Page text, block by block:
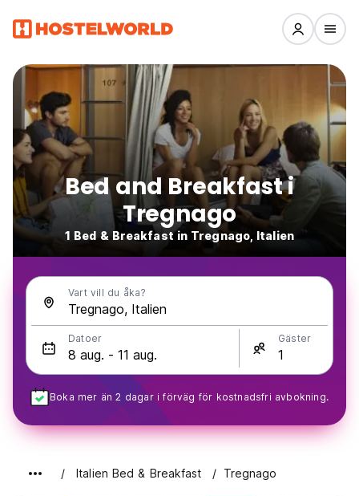
Bed and Breakfast i
Tregnago
1 Bed & Breakfast in Tregnago, Italien
Vart vill du åka?
Datoer Gäster
Boka mer än 2 dagar i förväg för kostnadsfri avbokning.
Italien Bed & Breakfast Tregnago